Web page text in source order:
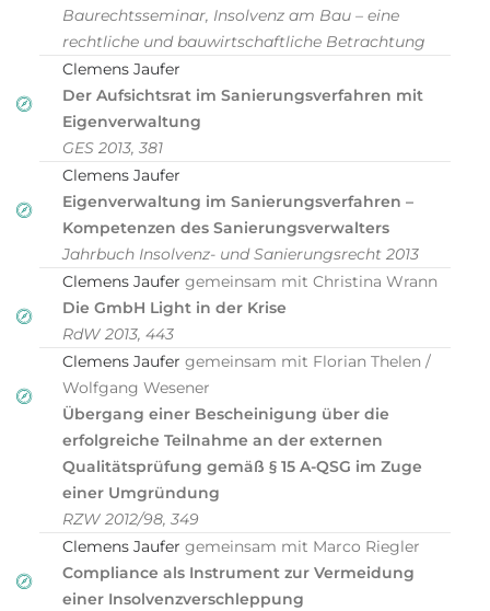
Baurechtsseminar, Insolvenz am Bau – eine
rechtliche und bauwirtschaftliche Betrachtung
Clemens Jaufer
Der Aufsichtsrat im Sanierungsverfahren mit
Eigenverwaltung
GES 2013, 381
Clemens Jaufer
Eigenverwaltung im Sanierungsverfahren –
Kompetenzen des Sanierungsverwalters
Jahrbuch Insolvenz- und Sanierungsrecht 2013
Clemens Jaufer gemeinsam mit Christina Wrann
Die GmbH Light in der Krise
RdW 2013, 443
Clemens Jaufer gemeinsam mit Florian Thelen /
Wolfgang Wesener
Übergang einer Bescheinigung über die
erfolgreiche Teilnahme an der externen
Qualitätsprüfung gemäß § 15 A-QSG im Zuge
einer Umgründung
RZW 2012/98, 349
Clemens Jaufer gemeinsam mit Marco Riegler
Compliance als Instrument zur Vermeidung
einer Insolvenzverschleppung